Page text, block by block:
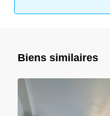
Biens similaires